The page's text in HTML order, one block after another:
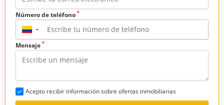
Número de teléfono *
▼
Mensaje *
Acepto recibir información sobre ofertas inmobiliarias